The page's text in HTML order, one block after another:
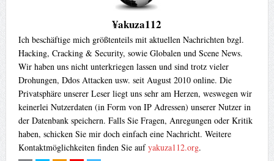
¥akuza112
Ich beschäftige mich größtenteils mit aktuellen Nachrichten bzgl.
Hacking, Cracking & Security, sowie Globalen und Scene News.
Wir haben uns nicht unterkriegen lassen und sind trotz vieler
Drohungen, Ddos Attacken usw. seit August 2010 online. Die
Privatsphäre unserer Leser liegt uns sehr am Herzen, weswegen wir
keinerlei Nutzerdaten (in Form von IP Adressen) unserer Nutzer in
der Datenbank speichern. Falls Sie Fragen, Anregungen oder Kritik
haben, schicken Sie mir doch einfach eine Nachricht. Weitere
Kontaktmöglichkeiten finden Sie aufyakuza112.org.